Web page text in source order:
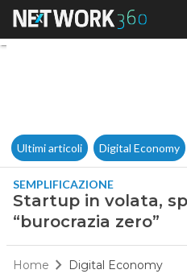
Ultimi articoli Digital Economy
SEMPLIFICAZIONE
Startup in volata,
“burocrazia zero”
Home Digital Economy